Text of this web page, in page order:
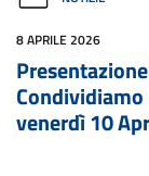
8 APRILE 2026
Presentazione
venerdì 10